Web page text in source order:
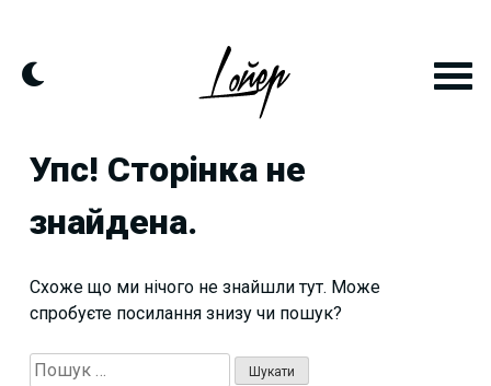
content
Упс! Сторінка не
знайдена.
Схоже що ми нічого не знайшли тут. Може
спробуєте посилання знизу чи пошук?
Пошук: